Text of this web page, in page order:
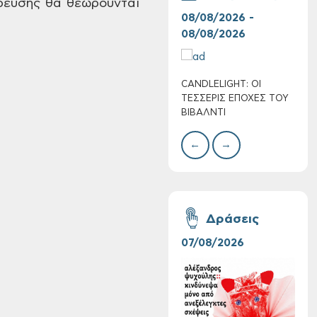
θα θεωρούνται
Πολύ Υψηλός
Κίνδυνος Πυρκαγιάς
Αυγούστου 2026
08/08/2026 -
08/08/2026
CANDLELIGHT: ΟΙ
ΤΕΣΣΕΡΙΣ ΕΠΟΧΕΣ ΤΟΥ
ΒΙΒΑΛΝΤΙ
← →
Δράσεις
07/08/2026